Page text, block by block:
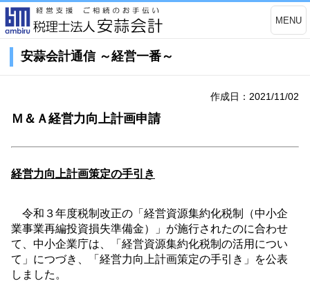
MENU
安蒜会計通信 ～経営一番～
作成日：2021/11/02
Ｍ＆Ａ経営力向上計画申請
経営力向上計画策定の手引き
令和３年度税制改正の「経営資源集約化税制（中小企
業事業再編投資損失準備金）」が施行されたのに合わせ
て、中小企業庁は、「経営資源集約化税制の活用につい
て」につづき、「経営力向上計画策定の手引き」を公表
しました。